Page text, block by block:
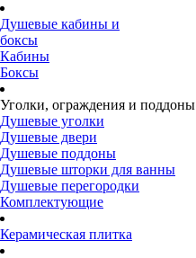
Душевые кабины и
боксы
Кабины
Боксы
Уголки, ограждения и поддоны
Душевые уголки
Душевые двери
Душевые поддоны
Душевые шторки для ванны
Душевые перегородки
Комплектующие
Керамическая плитка